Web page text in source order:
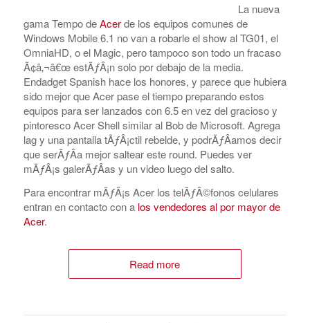
La nueva
gama Tempo deAcerde los equipos comunes de
Windows Mobile 6.1 no van a robarle el show al TG01, el
OmniaHD, o el Magic, pero tampoco son todo un fracaso
Ã¢â‚¬â€œ estÃƒÂ¡n solo por debajo de la media.
Endadget Spanish hace los honores, y parece que hubiera
sido mejor que Acer pase el tiempo preparando estos
equipos para ser lanzados con 6.5 en vez del gracioso y
pintoresco Acer Shell similar al Bob de Microsoft. Agrega
lag y una pantalla tÃƒÂ¡ctil rebelde, y podrÃƒÂ­amos decir
que serÃƒÂ­a mejor saltear este round. Puedes ver
mÃƒÂ¡s galerÃƒÂ­as y un video luego del salto.
Para encontrar mÃƒÂ¡s Acer los telÃƒÂ©fonos celulares
entran en contacto con a los vendedores al por mayor de
Acer.
Read more